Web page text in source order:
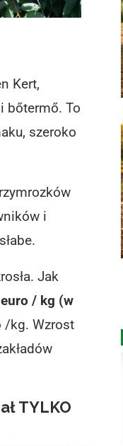
Kert,
bőtermő. To
szeroko
i
Jak
/ kg (w
/kg. Wzrost
TYLKO